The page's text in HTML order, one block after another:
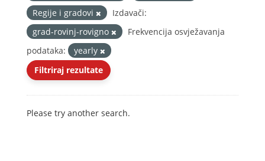
Regije i gradovi
Izdavači:
grad-rovinj-rovigno
Frekvencija osvježavanja
podataka:
yearly
Filtriraj rezultate
Please try another search.